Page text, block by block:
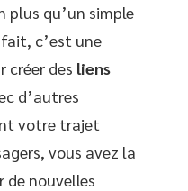
plus qu’un simple
c’est une
créer des liens
d’autres
votre trajet
vous avez la
de nouvelles